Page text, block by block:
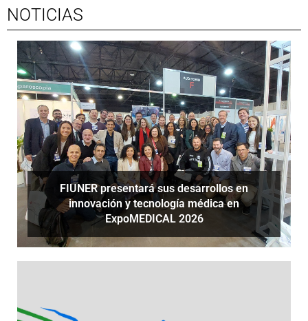
NOTICIAS
FIUNER presentará sus desarrollos en
innovación y tecnología médica en
ExpoMEDICAL 2026